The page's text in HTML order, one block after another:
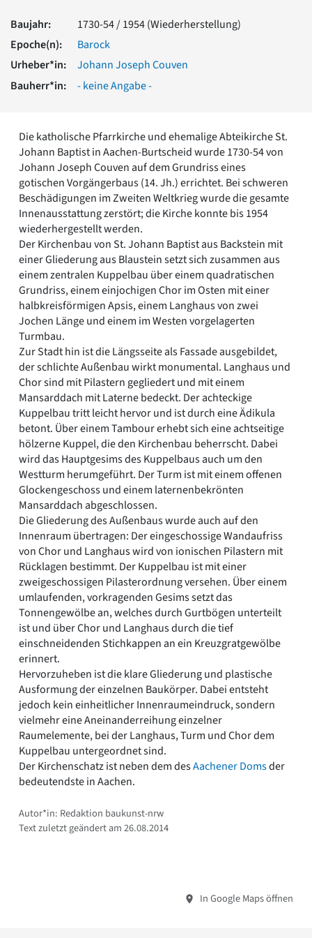
Vorromanik
Römische Antike
Über uns
Über baukunst-nrw
Kontakt
Impressum
Datenschutz
Suchbegriff eingeben
Baujahr:
1730-54 / 1954 (Wiederherstellung)
Epoche(n):
Barock
Urheber*in:
Johann Joseph Couven
Bauherr*in:
- keine Angabe -
Die katholische Pfarrkirche und ehemalige Abteikirche St.
Johann Baptist in Aachen-Burtscheid wurde 1730-54 von
Johann Joseph Couven auf dem Grundriss eines
gotischen Vorgängerbaus (14. Jh.) errichtet. Bei schweren
Beschädigungen im Zweiten Weltkrieg wurde die gesamte
Innenausstattung zerstört; die Kirche konnte bis 1954
wiederhergestellt werden.
Der Kirchenbau von St. Johann Baptist aus Backstein mit
einer Gliederung aus Blaustein setzt sich zusammen aus
einem zentralen Kuppelbau über einem quadratischen
Grundriss, einem einjochigen Chor im Osten mit einer
halbkreisförmigen Apsis, einem Langhaus von zwei
Jochen Länge und einem im Westen vorgelagerten
Turmbau.
Zur Stadt hin ist die Längsseite als Fassade ausgebildet,
der schlichte Außenbau wirkt monumental. Langhaus und
Chor sind mit Pilastern gegliedert und mit einem
Mansarddach mit Laterne bedeckt. Der achteckige
Kuppelbau tritt leicht hervor und ist durch eine Ädikula
betont. Über einem Tambour erhebt sich eine achtseitige
hölzerne Kuppel, die den Kirchenbau beherrscht. Dabei
wird das Hauptgesims des Kuppelbaus auch um den
Westturm herumgeführt. Der Turm ist mit einem offenen
Glockengeschoss und einem laternenbekrönten
Mansarddach abgeschlossen.
Die Gliederung des Außenbaus wurde auch auf den
Innenraum übertragen: Der eingeschossige Wandaufriss
von Chor und Langhaus wird von ionischen Pilastern mit
Rücklagen bestimmt. Der Kuppelbau ist mit einer
zweigeschossigen Pilasterordnung versehen. Über einem
umlaufenden, vorkragenden Gesims setzt das
Tonnengewölbe an, welches durch Gurtbögen unterteilt
ist und über Chor und Langhaus durch die tief
einschneidenden Stichkappen an ein Kreuzgratgewölbe
erinnert.
Hervorzuheben ist die klare Gliederung und plastische
Ausformung der einzelnen Baukörper. Dabei entsteht
jedoch kein einheitlicher Innenraumeindruck, sondern
vielmehr eine Aneinanderreihung einzelner
Raumelemente, bei der Langhaus, Turm und Chor dem
Kuppelbau untergeordnet sind.
Der Kirchenschatz ist neben dem desAachener Domsder
bedeutendste in Aachen.
Autor*in: Redaktion baukunst-nrw
Text zuletzt geändert am 26.08.2014
In Google Maps öffnen